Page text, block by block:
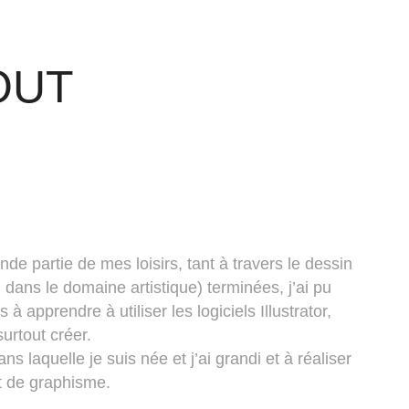
partie de mes loisirs, tant à travers le dessin
le domaine artistique) terminées, j’ai pu
à apprendre à utiliser les logiciels Illustrator,
créer.
laquelle je suis née et j’ai grandi et à réaliser
de graphisme.